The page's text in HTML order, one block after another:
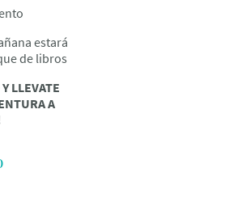
estará
de libros
LLEVATE
A